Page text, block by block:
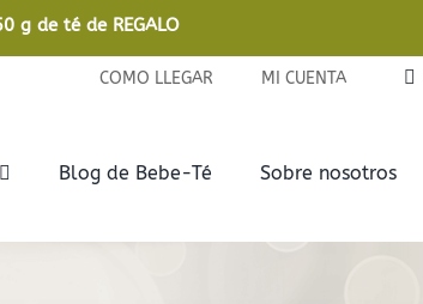
g de té de REGALO
COMO LLEGAR MI CUENTA
Blog de Bebe-Té Sobre nosotros